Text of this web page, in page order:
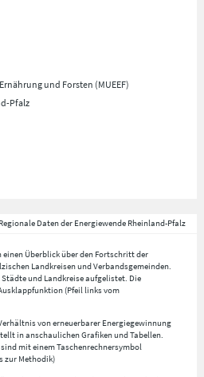
und Forsten (MUEEF)
Pfalz
Regionale Daten der Energiewende Rheinland-Pfalz
einen Überblick über den Fortschritt der
Landkreisen und Verbandsgemeinden.
und Landkreise aufgelistet. Die
(Pfeil links vom
von erneuerbarer Energiegewinnung
in anschaulichen Grafiken und Tabellen.
mit einem Taschenrechnersymbol
zur Methodik)